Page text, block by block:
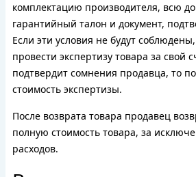
комплектацию производителя, всю
гарантийный талон и документ,
Если эти условия не будут
провести экспертизу товара за свой
подтвердит сомнения продавца, то
стоимость экспертизы.
После возврата товара продавец
полную стоимость товара, за
расходов.